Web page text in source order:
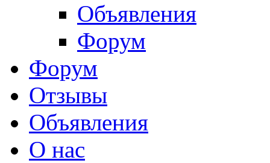
Объявления
Форум
Форум
Отзывы
Объявления
О нас